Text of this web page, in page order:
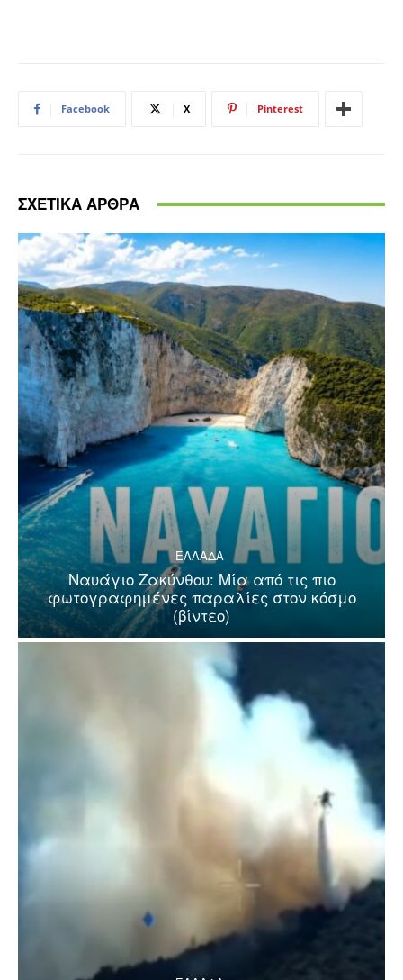
Facebook X Pinterest
ΣΧΕΤΙΚΑ ΑΡΘΡΑ
ΕΛΛΑΔΑ
Ναυάγιο Ζακύνθου: Μία από τις πιο
φωτογραφημένες παραλίες στον κόσμο
(βίντεο)